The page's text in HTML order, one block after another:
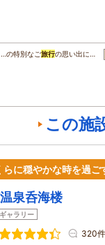
…の特別なご旅行の思い出に…
この施
に穏やかな時を過ご
泉呑海楼
ャラリー
320件